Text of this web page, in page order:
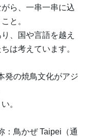
ら、一串一串に込
と。
、国や言語を越え
は考えています。
発の焼鳥文化がアジ
。
：鳥かぜ Taipei（通